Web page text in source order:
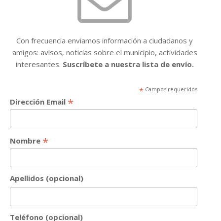
Con frecuencia enviamos información a ciudadanos y
amigos: avisos, noticias sobre el municipio, actividades
interesantes. Suscríbete a nuestra lista de envío.
* Campos requeridos
Dirección Email *
Nombre *
Apellidos (opcional)
Teléfono (opcional)